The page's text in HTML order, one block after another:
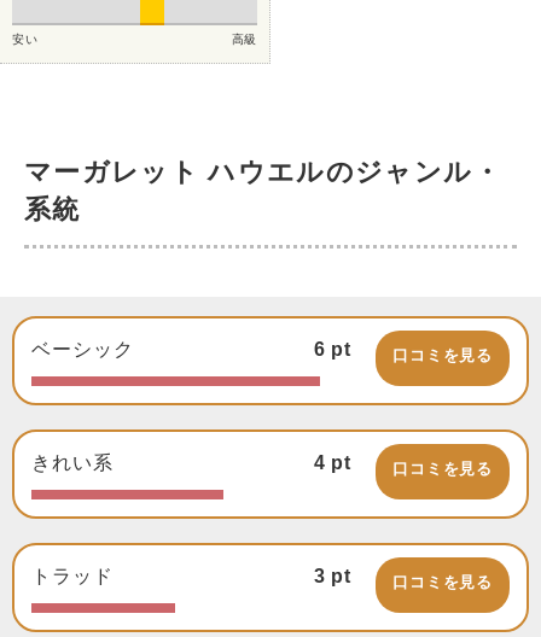
安い 高級
マーガレット ハウエルのジャンル・
系統
ベーシック 6 pt 口コミを見る
きれい系 4 pt 口コミを見る
トラッド 3 pt 口コミを見る